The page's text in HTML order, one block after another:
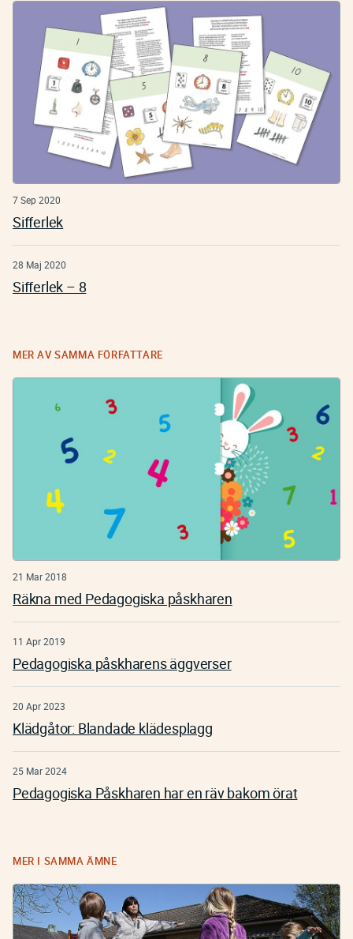
7 Sep 2020
Sifferlek
28 Maj 2020
Sifferlek – 8
MER AV SAMMA FÖRFATTARE
21 Mar 2018
Räkna med Pedagogiska påskharen
11 Apr 2019
Pedagogiska påskharens äggverser
20 Apr 2023
Klädgåtor: Blandade klädesplagg
25 Mar 2024
Pedagogiska Påskharen har en räv bakom örat
MER I SAMMA ÄMNE